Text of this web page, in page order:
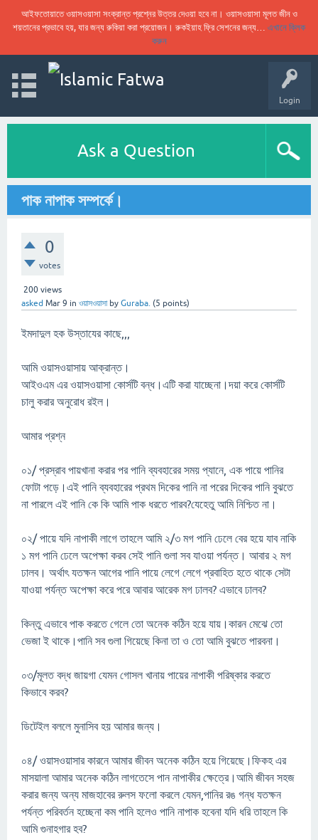
আইফতোয়াতে ওয়াসওয়াসা সংক্রান্ত প্রশ্নের উত্তর দেওয়া হবে না। ওয়াসওয়াসা মূলত জীন ও
শয়তানের প্রভাবে হয়, যার জন্য রুকিয়া করা প্রয়োজন। রুকইয়াহ ফ্রি সেশনের জন্য… এখানে ক্লিক
করুন
Login
Ask a Question
পাক নাপাক সম্পর্কে।
0
votes
200 views
asked Mar 9 in ওয়াসওয়াসা by Guraba. (5 points)
ইমদাদুল হক উস্তাযের কাছে,,,
আমি ওয়াসওয়াসায় আক্রান্ত।
আইওএম এর ওয়াসওয়াসা কোর্সটি বন্ধ।এটি করা যাচ্ছেনা।দয়া করে কোর্সটি
চালু করার অনুরোধ রইল।
আমার প্রশ্ন
০১/ প্রস্রাব পায়খানা করার পর পানি ব্যবহারের সময় প্যানে, এক পায়ে পানির
ফোটা পড়ে।এই পানি ব্যবহারের প্রথম দিকের পানি না পরের দিকের পানি বুঝতে
না পারলে এই পানি কে কি আমি পাক ধরতে পারব?যেহেতু আমি নিশ্চিত না।
০২/ পায়ে যদি নাপাকী লাগে তাহলে আমি ২/৩ মগ পানি ঢেলে বের হয়ে যাব নাকি
১ মগ পানি ঢেলে অপেক্ষা করব সেই পানি গুলা সব যাওয়া পর্যন্ত। আবার ২ মগ
ঢালব। অর্থাৎ যতক্ষন আগের পানি পায়ে লেগে লেগে প্রবাহিত হতে থাকে সেটা
যাওয়া পর্যন্ত অপেক্ষা করে পরে আবার আরেক মগ ঢালব? এভাবে ঢালব?
কিন্তু এভাবে পাক করতে গেলে তো অনেক কঠিন হয়ে যায়।কারন মেঝে তো
ভেজা ই থাকে।পানি সব গুলা গিয়েছে কিনা তা ও তো আমি বুঝতে পারবনা।
০৩/মূলত বদ্ধ জায়গা যেমন গোসল খানায় পায়ের নাপাকী পরিষ্কার করতে
কিভাবে করব?
ডিটেইল বললে মুনাসিব হয় আমার জন্য।
০৪/ ওয়াসওয়াসার কারনে আমার জীবন অনেক কঠিন হয়ে গিয়েছে।ফিকহ এর
মাসয়ালা আমার অনেক কঠিন লাগতেসে পান নাপাকীর ক্ষেত্রে।আমি জীবন সহজ
করার জন্য অন্য মাজহাবের রুলস ফলো করলে যেমন,পানির রঙ গন্ধ যতক্ষন
পর্যন্ত পরিবর্তন হচ্ছেনা কম পানি হলেও পানি নাপাক হবেনা যদি ধরি তাহলে কি
আমি গুনাহগার হব?